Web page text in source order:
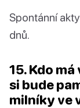
Spontánní
dnů.
15. Kdo
si bude
milníky ve